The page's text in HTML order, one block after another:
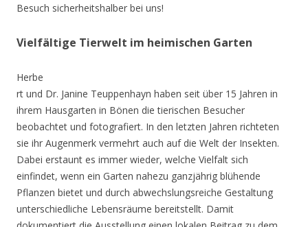
Besuch sicherheitshalber bei uns!
Vielfältige Tierwelt im heimischen Garten
Herbe
rt und Dr. Janine Teuppenhayn haben seit über 15 Jahren in
ihrem Hausgarten in Bönen die tierischen Besucher
beobachtet und fotografiert. In den letzten Jahren richteten
sie ihr Augenmerk vermehrt auch auf die Welt der Insekten.
Dabei erstaunt es immer wieder, welche Vielfalt sich
einfindet, wenn ein Garten nahezu ganzjährig blühende
Pflanzen bietet und durch abwechslungsreiche Gestaltung
unterschiedliche Lebensräume bereitstellt. Damit